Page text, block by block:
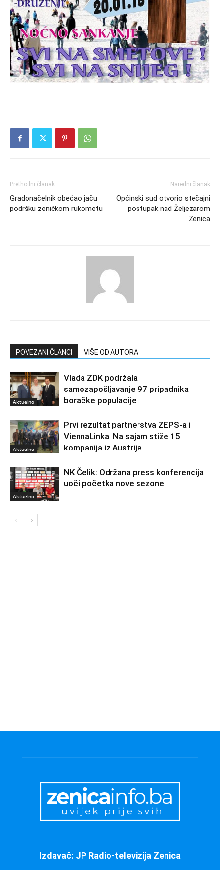
Prethodni članak
Gradonačelnik obećao jaču
podršku zeničkom rukometu
Naredni članak
Općinski sud otvorio stečajni
postupak nad Željezarom
Zenica
POVEZANI ČLANCI VIŠE OD AUTORA
Aktuelno
Vlada ZDK podržala
samozapošljavanje 97 pripadnika
boračke populacije
Aktuelno
Prvi rezultat partnerstva ZEPS-a i
ViennaLinka: Na sajam stiže 15
kompanija iz Austrije
Aktuelno
NK Čelik: Održana press konferencija
uoči početka nove sezone
Izdavač: JP Radio-televizija Zenica